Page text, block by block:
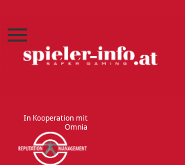
In Kooperation mit
Omnia